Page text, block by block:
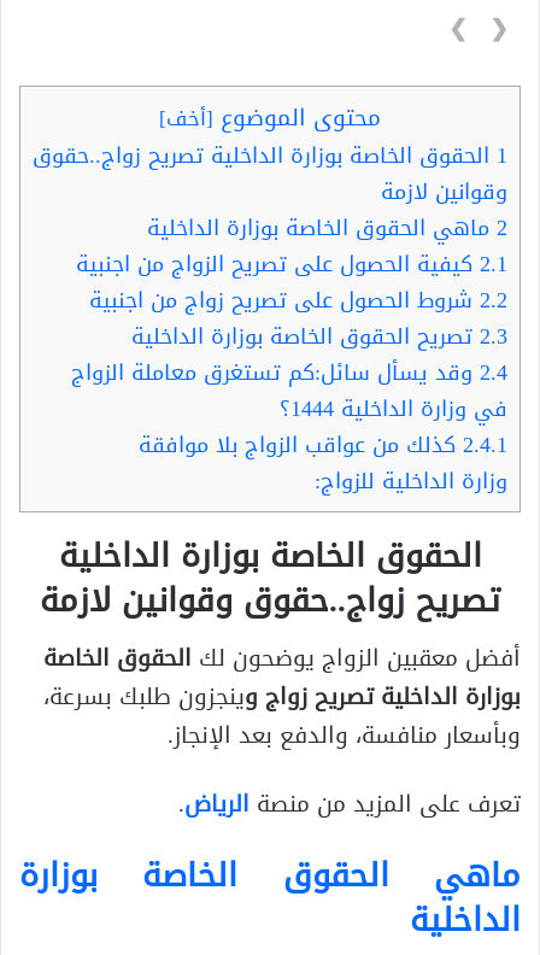
❮
❯
محتوى الموضوع [أخف]
1 الحقوق الخاصة بوزارة الداخلية تصريح زواج..حقوق
وقوانين لازمة
2ماهي الحقوق الخاصة بوزارة الداخلية
2.1 كيفية الحصول على تصريح الزواج من اجنبية
2.2 شروط الحصول على تصريح زواج من اجنبية
2.3تصريح الحقوق الخاصة بوزارة الداخلية
2.4 وقد يسأل سائل:كم تستغرق معاملة الزواج
في وزارة الداخلية 1444؟
2.4.1 كذلك من عواقب الزواج بلا موافقة
وزارة الداخلية للزواج:
الحقوق الخاصة بوزارة الداخلية
تصريح زواج..حقوق وقوانين لازمة
أفضل معقبين الزواج يوضحون لك الحقوق الخاصة
بوزارة الداخلية تصريح زواج وينجزون طلبك بسرعة،
وبأسعار منافسة، والدفع بعد الإنجاز.
تعرف على المزيد من منصة الرياض.
ماهي الحقوق الخاصة بوزارة
الداخلية